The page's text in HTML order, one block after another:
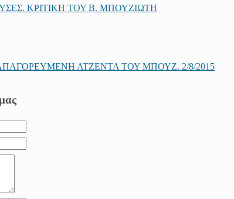
ΚΡΙΤΙΚΗ ΤΟΥ Β. ΜΠΟΥΖΙΩΤΗ
ΑΤΖΕΝΤΑ ΤΟΥ ΜΠΟΥΖ. 2/8/2015